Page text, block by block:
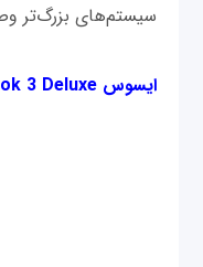
سیستم‌های بزرگ‌تر
ایسوس Zenbook 3 Deluxe